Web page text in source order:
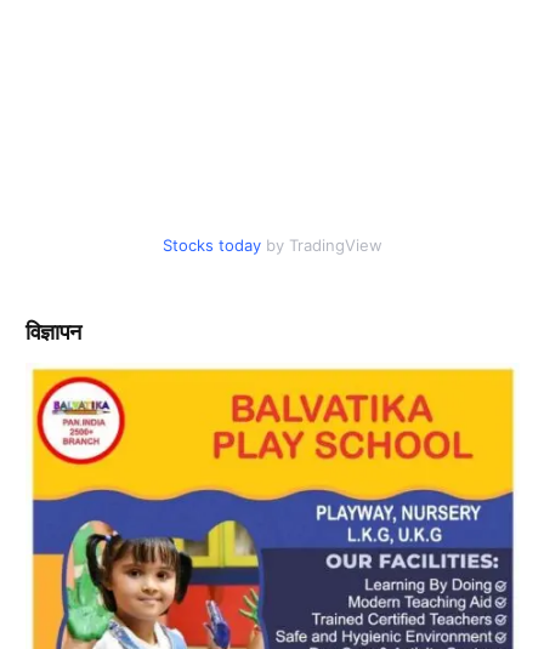
Stocks today by TradingView
विज्ञापन